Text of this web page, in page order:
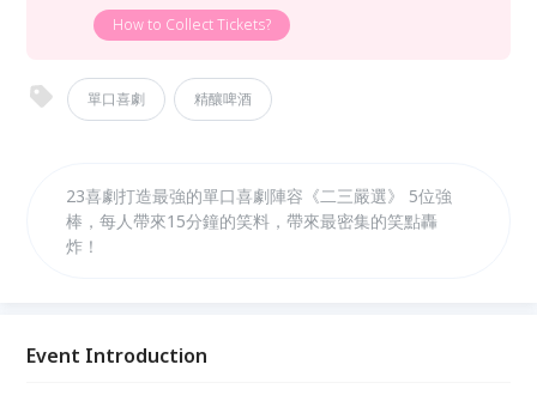
How to Collect Tickets?
單口喜劇 精釀啤酒
23喜劇打造最強的單口喜劇陣容《二三嚴選》 5位強
棒，每人帶來15分鐘的笑料，帶來最密集的笑點轟
炸！
Event Introduction